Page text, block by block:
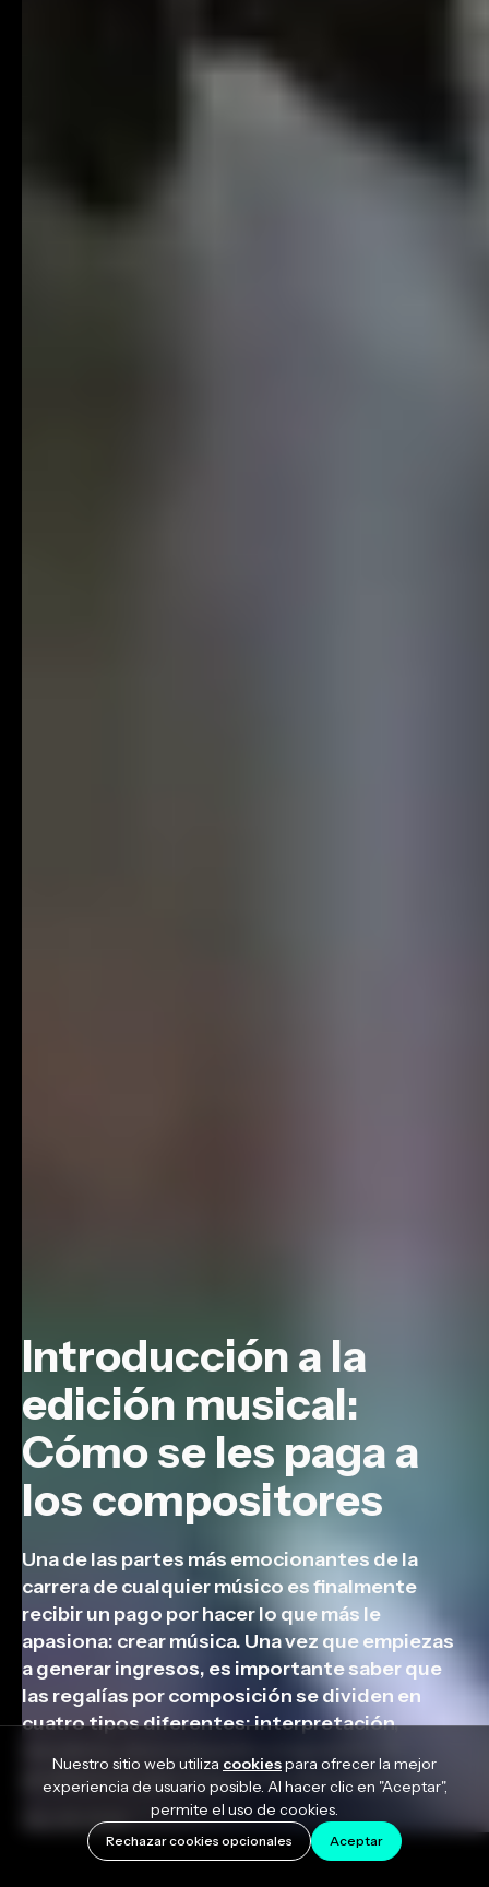
Introducción a la
edición musical:
Cómo se les paga a
los compositores
Una de las partes más emocionantes de la
carrera de cualquier músico es finalmente
recibir un pago por hacer lo que más le
apasiona: crear música. Una vez que empiezas
a generar ingresos, es importante saber que
las regalías por composición se dividen en
cuatro tipos diferentes: interpretación,
problema es que ninguna de ellas paga […]
May 28, 2026
Nuestro sitio web utiliza cookiespara ofrecer la mejor
experiencia de usuario posible. Al hacer clic en "Aceptar",
permite el uso de cookies.
Rechazar cookies opcionales Aceptar